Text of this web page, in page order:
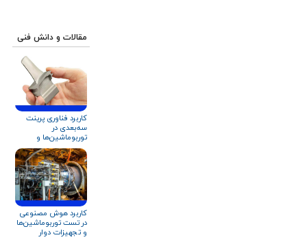
مقالات و دانش فنی
کاربرد فناوری پرینت
سه‌بعدی در
توربوماشین‌ها و
تجهیزات دوار: روندهای
کنونی و شرکت‌های
پیشرو
کاربرد هوش مصنوعی
در تست توربوماشین‌ها
و تجهیزات دوار